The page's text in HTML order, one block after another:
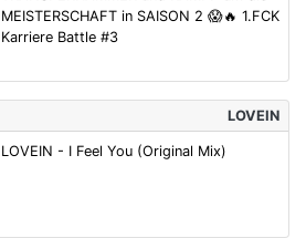
MEISTERSCHAFT in SAISON 2 😱🔥 1.FCK
Karriere Battle #3
LOVEIN
LOVEIN - I Feel You (Original Mix)